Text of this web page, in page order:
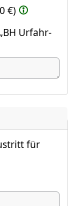
€)
Urfahr-
für